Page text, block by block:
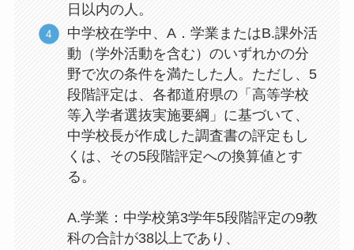
日以内の人。
中学校在学中、A．学業またはB.課外活
動（学外活動を含む）のいずれかの分
野で次の条件を満たした人。ただし、5
段階評定は、各都道府県の「高等学校
等入学者選抜実施要綱」に基づいて、
中学校長が作成した調査書の評定もし
くは、その5段階評定への換算値とす
る。
A.学業：中学校第3学年5段階評定の9教
科の合計が38以上であり、